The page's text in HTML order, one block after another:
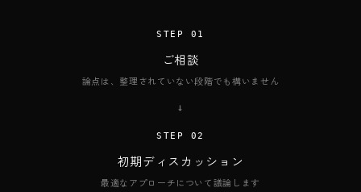
STEP 01
ご相談
論点は、整理されていない段階でも構いません
→
STEP 02
初期ディスカッション
最適なアプローチについて議論します